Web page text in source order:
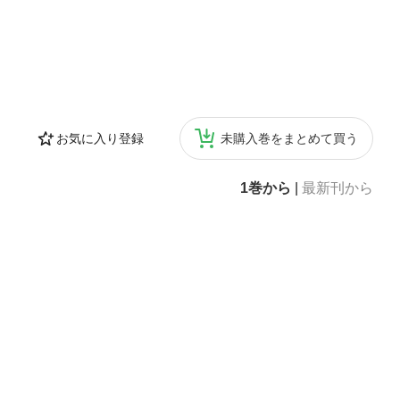
お気に入り登録 未購入巻をまとめて買う
1巻から 最新刊から